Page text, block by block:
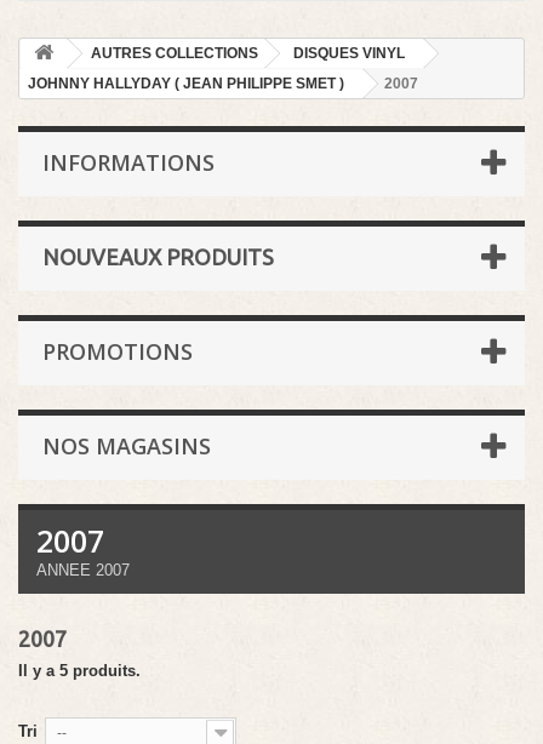
AUTRES COLLECTIONS
DISQUES VINYL
JOHNNY HALLYDAY ( JEAN PHILIPPE SMET )
2007
INFORMATIONS
NOUVEAUX PRODUITS
PROMOTIONS
NOS MAGASINS
2007
ANNEE 2007
2007
Il y a 5 produits.
Tri --